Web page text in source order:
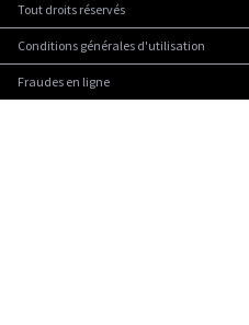
Tout droits réservés
Conditions générales d'utilisation
Fraudes en ligne